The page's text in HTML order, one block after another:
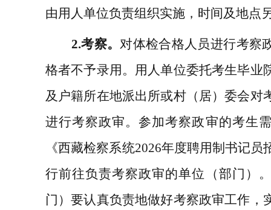
由用人单位负责组织实施， 时间及地点
2.考察。 对体检合格人员进行考察
格者不予录用。 用人单位委托考生毕业
及户籍所在地派出所或村（居）委会对
进行考察政审。参加考察政审的考生
《西藏检察系统2026年度聘用制书记员
行前往负责考察政审的单位（部门）
门）要认真负责地做好考察政审工作，